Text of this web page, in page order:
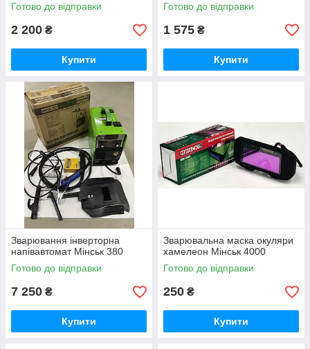
Готово до відправки
2 200 ₴
Купити
Готово до відправки
1 575 ₴
Купити
Зварювання інверторна
напівавтомат Мінськ 380
Готово до відправки
7 250 ₴
Купити
Зварювальна маска окуляри
хамелеон Мінськ 4000
Готово до відправки
250 ₴
Купити